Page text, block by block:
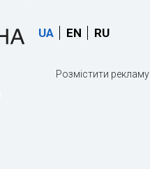
UA EN RU
Розмістити рекламу